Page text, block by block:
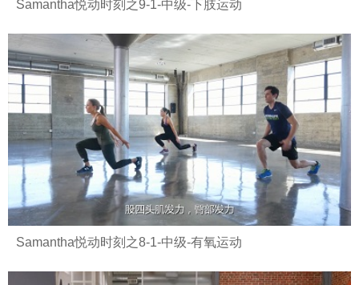
Samantha悦动时刻之9-1-中级-下肢运动
Samantha悦动时刻之8-1-中级-有氧运动